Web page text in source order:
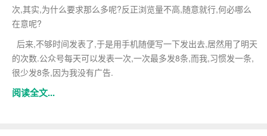
次,其实,为什么要求那么多呢?反正浏览量不高,随意就行,何必哪么
在意呢?
后来,不够时间发表了,于是用手机随便写一下发出去,居然用了明天
的次数.公众号每天可以发表一次,一次最多发8条,而我,习惯发一条,
很少发8条,因为我没有广告.
阅读全文...